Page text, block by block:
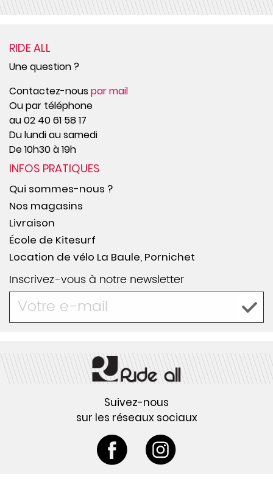
RIDE ALL
Une question ?
Contactez-nouspar mail
Ou par téléphone
au 02 40 61 58 17
Du lundi au samedi
De 10h30 à 19h
INFOS PRATIQUES
Qui sommes-nous ?
Nos magasins
Livraison
École de Kitesurf
Location de vélo La Baule, Pornichet
Inscrivez-vous à notre newsletter
Suivez-nous
sur les réseaux sociaux